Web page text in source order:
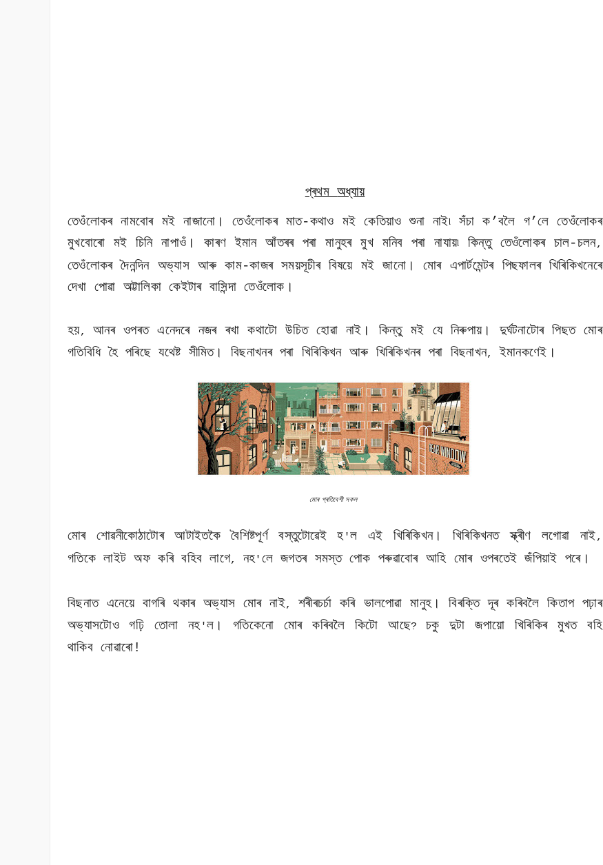
প্ৰথম অধ্যায়
তেওঁলোকৰ নামবোৰ মই নাজানো। তেওঁলোকৰ মাত-কথাও মই কেতিয়াও শুনা নাই৷ সঁচা ক’বলৈ গ’লে তেওঁলোকৰ
মুখবোৰো মই চিনি নাপাওঁ। কাৰণ ইমান আঁতৰৰ পৰা মানুহৰ মুখ মনিব পৰা নাযায়৷ কিন্তু তেওঁলোকৰ চাল-চলন,
তেওঁলোকৰ দৈনন্দিন অভ্যাস আৰু কাম-কাজৰ সময়সূচীৰ বিষয়ে মই জানো। মোৰ এপাৰ্টমেন্টৰ পিছফালৰ খিৰিকিখনেৰে
দেখা পোৱা অট্টালিকা কেইটাৰ বাসিন্দা তেওঁলোক।
হয়, আনৰ ওপৰত এনেদৰে নজৰ ৰখা কথাটো উচিত হোৱা নাই। কিন্তু মই যে নিৰুপায়। দুৰ্ঘটনাটোৰ পিছত মোৰ
গতিবিধি হৈ পৰিছে যথেষ্ট সীমিত। বিছনাখনৰ পৰা খিৰিকিখন আৰু খিৰিকিখনৰ পৰা বিছনাখন, ইমানকণেই।
মোৰ প্ৰতিবেশী সকল
মোৰ শোৱনীকোঠাটোৰ আটাইতকৈ বৈশিষ্টপূৰ্ণ বস্তুটোৱেই হ'ল এই খিৰিকিখন। খিৰিকিখনত স্ক্ৰীণ লগোৱা নাই,
গতিকে লাইট অফ কৰি বহিব লাগে, নহ' লে জগতৰ সমস্ত পোক পৰুৱাবোৰ আহি মোৰ ওপৰতেই জঁপিয়াই পৰে।
বিছনাত এনেয়ে বাগৰি থকাৰ অভ্যাস মোৰ নাই, শৰীৰচৰ্চা কৰি ভালপোৱা মানুহ। বিৰক্তি দূৰ কৰিবলৈ কিতাপ পঢ়াৰ
অভ্যাসটোও গঢ়ি তোলা নহ'ল। গতিকেনো মোৰ কৰিবলৈ কিটো আছে? চকু দুটা জপায়ো খিৰিকিৰ মুখত বহি
থাকিব নোৱাৰো!